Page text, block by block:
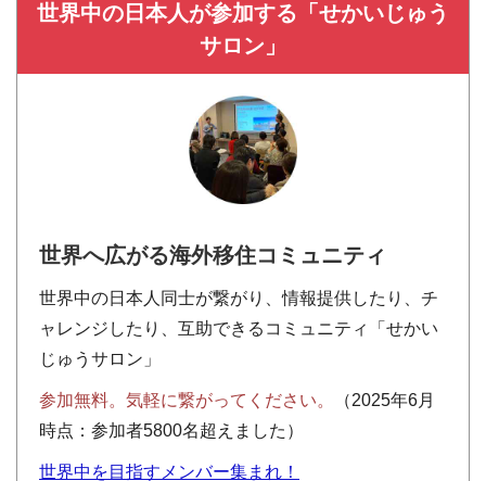
世界中の日本人が参加する「せかいじゅう
サロン」
世界へ広がる海外移住コミュニティ
世界中の日本人同士が繋がり、情報提供したり、チ
ャレンジしたり、互助できるコミュニティ「せかい
じゅうサロン」
参加無料。気軽に繋がってください。
（2025年6月
時点：参加者5800名超えました）
世界中を目指すメンバー集まれ！